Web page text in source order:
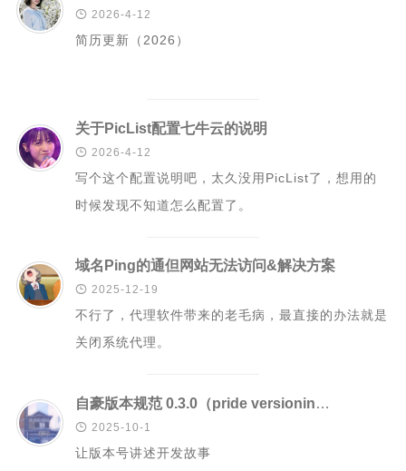
 2026-4-12
简历更新（2026）
关于PicList配置七牛云的说明
 2026-4-12
写个这个配置说明吧，太久没用PicList了，想用的
时候发现不知道怎么配置了。
域名Ping的通但网站无法访问&解决方案
 2025-12-19
不行了，代理软件带来的老毛病，最直接的办法就是
关闭系统代理。
自豪版本规范 0.3.0（pride versioning 0.3.0）：让版本号讲述开发故事
 2025-10-1
让版本号讲述开发故事
Git
GIS
更多
二级页面（移动端）